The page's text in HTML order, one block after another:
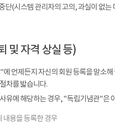
단(시스템 관리자의 고의, 과실이 없
및 자격 상실 등)
언제든지 자신의 회원 등록을 말소
차를 밟습니다.
유에 해당하는 경우, "독립기념관"은
내용을 등록한 경우